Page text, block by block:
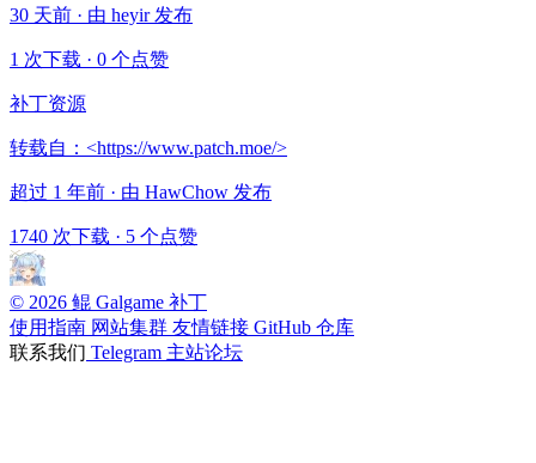
30 天前 · 由 heyir 发布
1 次下载 · 0 个点赞
补丁资源
转载自：<https://www.patch.moe/>
超过 1 年前 · 由 HawChow 发布
1740 次下载 · 5 个点赞
© 2026 鲲 Galgame 补丁
使用指南 网站集群 友情链接 GitHub 仓库
联系我们 Telegram 主站论坛